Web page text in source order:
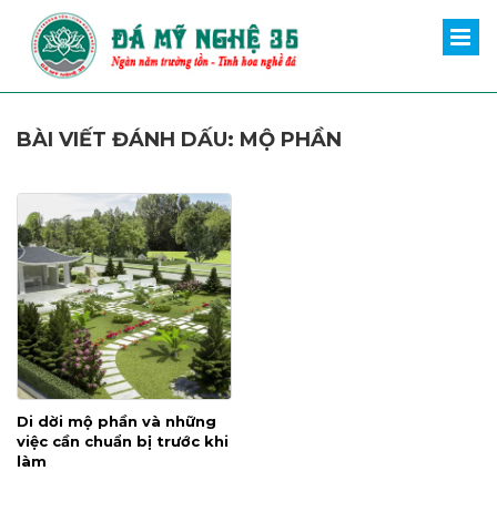
BÀI VIẾT ĐÁNH DẤU: MỘ PHẦN
Di dời mộ phần và những
việc cần chuẩn bị trước khi
làm